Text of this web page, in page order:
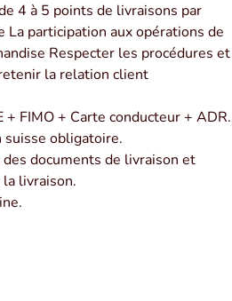
4 à 5 points de livraisons par
participation aux opérations de
Respecter les procédures et
la relation client
FIMO + Carte conducteur + ADR.
suisse obligatoire.
documents de livraison et
livraison.